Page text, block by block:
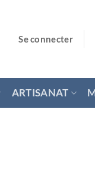
Se connecter
ARTISANAT